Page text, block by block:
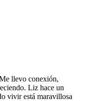
llevo conexión,
Liz hace un
vivir está maravillosa